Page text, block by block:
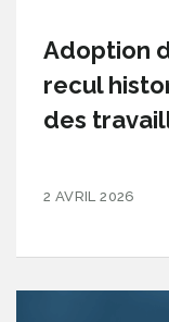
Adoption
recul
des
2 AVRIL 2026